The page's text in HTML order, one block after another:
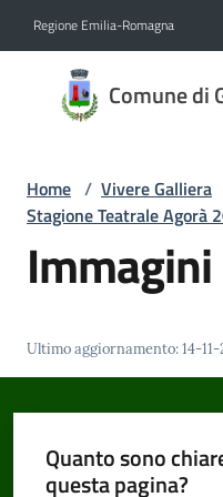
Regione Emilia-Romagna
Comune di
Comune
di
Servizi
Vivere
Galliera
Menu selezionato
Home / Vivere Galliera
Stagione Teatrale Agorà
Immagini
Ultimo aggiornamento:14-
Quanto sono
questa pagina?